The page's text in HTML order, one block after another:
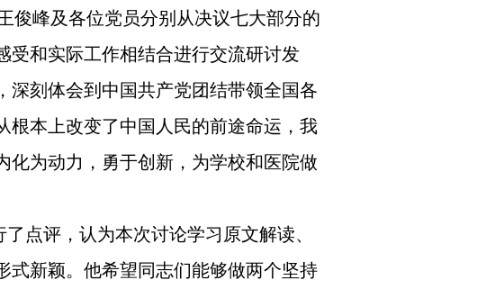
俊峰及各位党员分别从决议七大部分的
受和实际工作相结合进行交流研讨发
深刻体会到中国共产党团结带领全国各
根本上改变了中国人民的前途命运，我
化为动力，勇于创新，为学校和医院做
点评，认为本次讨论学习原文解读、
式新颖。他希望同志们能够做两个坚持